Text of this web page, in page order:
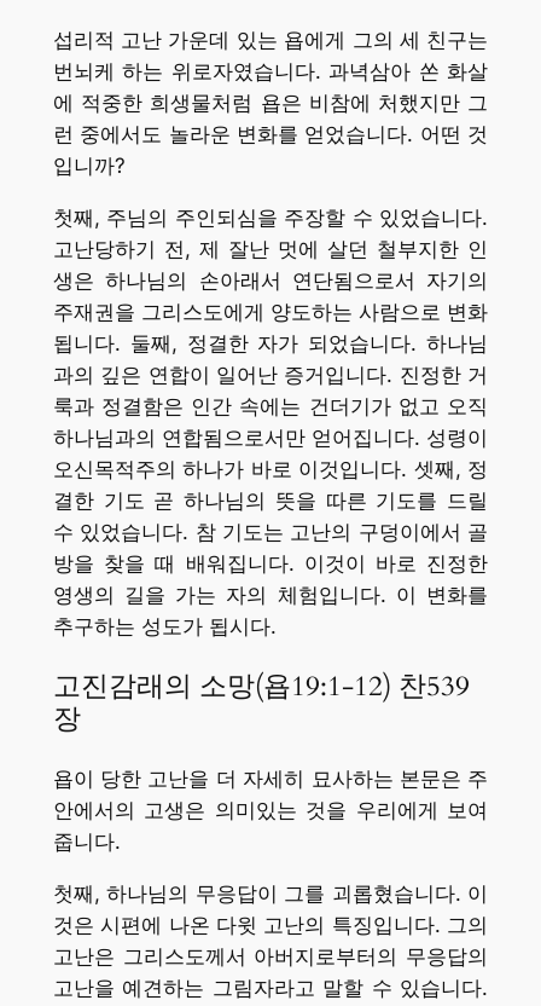
섭리적 고난 가운데 있는 욥에게 그의 세 친구는
번뇌케 하는 위로자였습니다. 과녁삼아 쏜 화살
에 적중한 희생물처럼 욥은 비참에 처했지만 그
런 중에서도 놀라운 변화를 얻었습니다. 어떤 것
입니까?
첫째, 주님의 주인되심을 주장할 수 있었습니다.
고난당하기 전, 제 잘난 멋에 살던 철부지한 인
생은 하나님의 손아래서 연단됨으로서 자기의
주재권을 그리스도에게 양도하는 사람으로 변화
됩니다. 둘째, 정결한 자가 되었습니다. 하나님
과의 깊은 연합이 일어난 증거입니다. 진정한 거
룩과 정결함은 인간 속에는 건더기가 없고 오직
하나님과의 연합됨으로서만 얻어집니다. 성령이
오신목적주의 하나가 바로 이것입니다. 셋째, 정
결한 기도 곧 하나님의 뜻을 따른 기도를 드릴
수 있었습니다. 참 기도는 고난의 구덩이에서 골
방을 찾을 때 배워집니다. 이것이 바로 진정한
영생의 길을 가는 자의 체험입니다. 이 변화를
추구하는 성도가 됩시다.
고진감래의 소망(욥19:1-12) 찬539
장
욥이 당한 고난을 더 자세히 묘사하는 본문은 주
안에서의 고생은 의미있는 것을 우리에게 보여
줍니다.
첫째, 하나님의 무응답이 그를 괴롭혔습니다. 이
것은 시편에 나온 다윗 고난의 특징입니다. 그의
고난은 그리스도께서 아버지로부터의 무응답의
고난을 예견하는 그림자라고 말할 수 있습니다.